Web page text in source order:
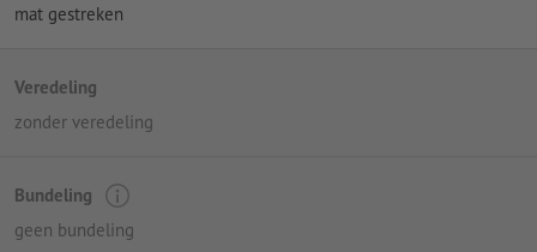
mat gestreken
Veredeling
zonder veredeling
Bundeling
geen bundeling